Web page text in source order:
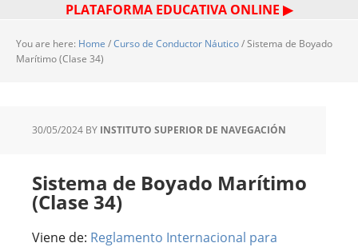
PLATAFORMA EDUCATIVA ONLINE ▶
You are here: Home /Curso de Conductor Náutico/Sistema de Boyado
Marítimo (Clase 34)
30/05/2024 BY INSTITUTO SUPERIOR DE NAVEGACIÓN
Sistema de Boyado Marítimo
(Clase 34)
Viene de: Reglamento Internacional para